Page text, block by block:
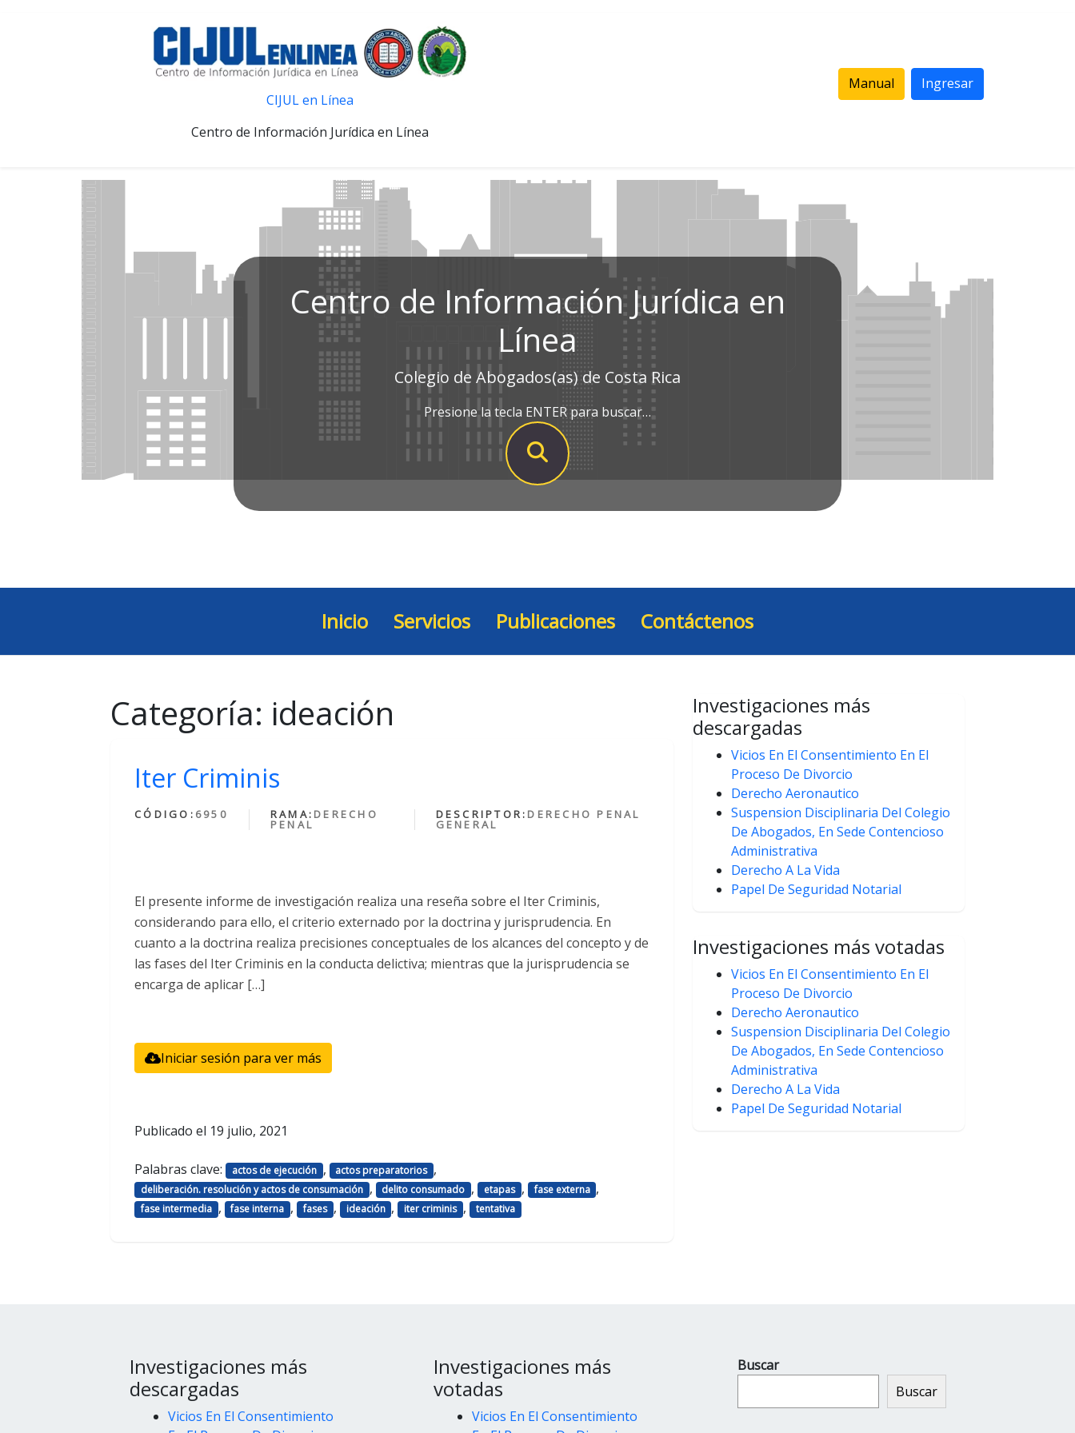
CIJUL en Línea
Centro de Información Jurídica en Línea
Manual Ingresar
Centro de Información Jurídica en
Línea
Colegio de Abogados(as) de Costa Rica
Presione la tecla ENTER para buscar…
Inicio Servicios Publicaciones Contáctenos
Categoría: ideación
Iter Criminis
CÓDIGO: 6950 RAMA: DERECHO
PENAL
DESCRIPTOR: DERECHO PENAL
GENERAL
El presente informe de investigación realiza una reseña sobre el Iter Criminis,
considerando para ello, el criterio externado por la doctrina y jurisprudencia. En
cuanto a la doctrina realiza precisiones conceptuales de los alcances del concepto y de
las fases del Iter Criminis en la conducta delictiva; mientras que la jurisprudencia se
encarga de aplicar […]
Iniciar sesión para ver más
Publicado el 19 julio, 2021
Palabras clave: actos de ejecución , actos preparatorios ,
deliberación. resolución y actos de consumación , delito consumado , etapas , fase externa ,
fase intermedia , fase interna , fases , ideación , iter criminis , tentativa
Investigaciones más
descargadas
Vicios En El Consentimiento En El
Proceso De Divorcio
Derecho Aeronautico
Suspension Disciplinaria Del Colegio
De Abogados, En Sede Contencioso
Administrativa
Derecho A La Vida
Papel De Seguridad Notarial
Investigaciones más votadas
Vicios En El Consentimiento En El
Proceso De Divorcio
Derecho Aeronautico
Suspension Disciplinaria Del Colegio
De Abogados, En Sede Contencioso
Administrativa
Derecho A La Vida
Papel De Seguridad Notarial
Investigaciones más
descargadas
Vicios En El Consentimiento
Investigaciones más
votadas
Vicios En El Consentimiento
Buscar
Buscar